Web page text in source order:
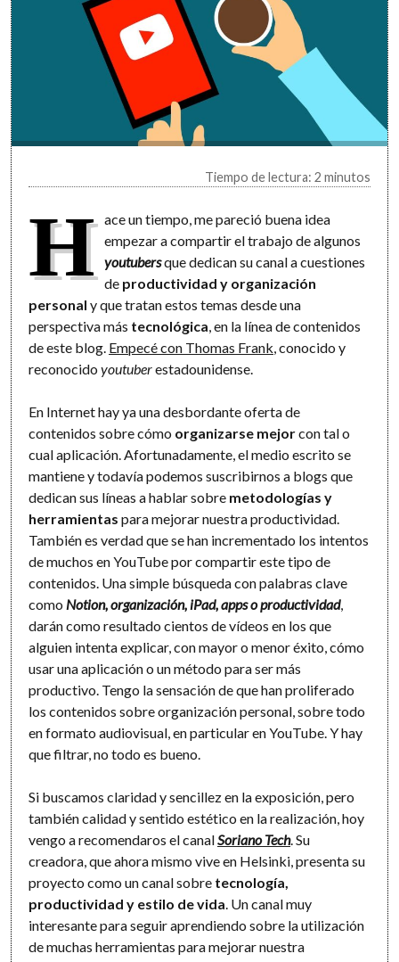
Tiempo de lectura: 2 minutos
H ace un tiempo, me pareció buena idea
empezar a compartir el trabajo de algunos
youtubersque dedican su canal a cuestiones
de productividad y organización
personal y que tratan estos temas desde una
perspectiva más tecnológica , en la línea de contenidos
de este blog. Empecé con Thomas Frank , conocido y
reconocidoyoutuberestadounidense.
En Internet hay ya una desbordante oferta de
contenidos sobre cómo organizarse mejorcon tal o
cual aplicación. Afortunadamente, el medio escrito se
mantiene y todavía podemos suscribirnos a blogs que
dedican sus líneas a hablar sobre metodologías y
herramientas para mejorar nuestra productividad.
También es verdad que se han incrementado los intentos
de muchos en YouTube por compartir este tipo de
contenidos. Una simple búsqueda con palabras clave
como Notion, organización, iPad, apps o productividad,
darán como resultado cientos de vídeos en los que
alguien intenta explicar, con mayor o menor éxito, cómo
usar una aplicación o un método para ser más
productivo. Tengo la sensación de que han proliferado
los contenidos sobre organización personal, sobre todo
en formato audiovisual, en particular en YouTube. Y hay
que filtrar, no todo es bueno.
Si buscamos claridad y sencillez en la exposición, pero
también calidad y sentido estético en la realización, hoy
vengo a recomendaros el canalSoriano Tech. Su
creadora, que ahora mismo vive en Helsinki, presenta su
proyecto como un canal sobre tecnología,
productividad y estilo de vida . Un canal muy
interesante para seguir aprendiendo sobre la utilización
de muchas herramientas para mejorar nuestra